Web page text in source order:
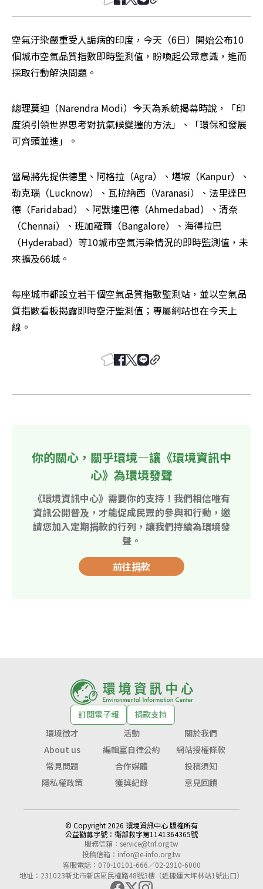
空氣汙染嚴重受人詬病的印度，今天（6日）開始公布10
個城巿空氣品質指數即時監測值，盼喚起公眾意識，進而
採取行動解決問題。
總理莫迪（Narendra Modi）今天為系統揭幕時說，「印
度須引領世界思考對抗氣候變遷的方法」、「環保和發展
可齊頭並進」。
當局將先提供德里、阿格拉（Agra）、堪坡（Kanpur）、
勒克瑙（Lucknow）、瓦拉納西（Varanasi）、法里達巴
德（Faridabad）、阿默達巴德（Ahmedabad）、清奈
（Chennai）、班加羅爾（Bangalore）、海得拉巴
（Hyderabad）等10城巿空氣污染情況的即時監測值，未
來擴及66城。
每座城巿都設立若干個空氣品質指數監測站，並以空氣品
質指數看板揭露即時空汙監測值；專屬網站也在今天上
線。
你的關心，關乎環境—讓《環境資訊中
心》為環境發聲
《環境資訊中心》需要你的支持！我們相信唯有
資訊公開普及，才能促成民眾的參與和行動，邀
請您加入定期捐款的行列，讓我們持續為環境發
聲。
前往捐款
訂閱電子報
捐款支持
環境徵才
活動
關於我們
About us
編輯室自律公約
網站授權條款
常見問題
合作媒體
投稿須知
隱私權政策
獲獎紀錄 意見回饋
© Copyright 2026 環境資訊中心 版權所有
公益勸募字號： 衛部救字第1141364365號
服務信箱： service@tnf.org.tw
投稿信箱： infor@e-info.org.tw
客服電話：070-10101-666／02-2910-6000
地址：231023新北市新店區民權路48號3樓（近捷運大坪林站1號出口）